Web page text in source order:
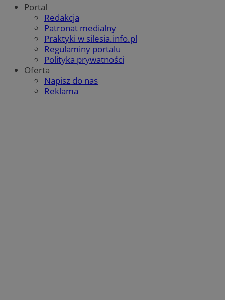
Portal
Redakcja
Patronat medialny
Praktyki w silesia.info.pl
Regulaminy portalu
Polityka prywatności
Oferta
Napisz do nas
Reklama